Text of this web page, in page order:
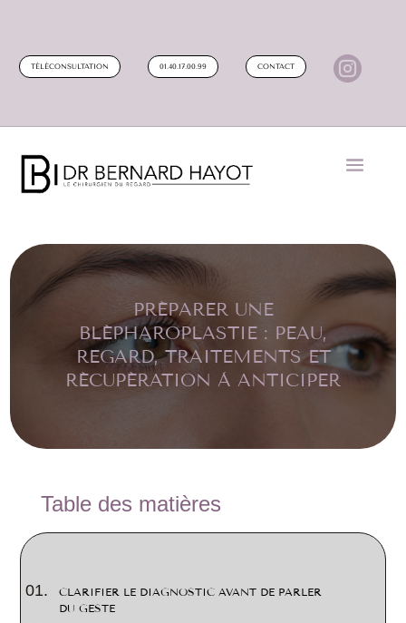
TÉLÉCONSULTATION 01.40.17.00.99 CONTACT 
PRÉPARER UNE
BLÉPHAROPLASTIE : PEAU,
REGARD, TRAITEMENTS ET
RÉCUPÉRATION À ANTICIPER
Table des matières
CLARIFIER LE DIAGNOSTIC AVANT DE PARLER
DU GESTE